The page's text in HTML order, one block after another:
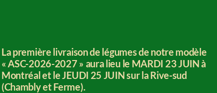
La première livraison de légumes de notre modèle
« ASC-2026-2027 » aura lieu le MARDI 23 JUIN à
Montréal et le JEUDI 25 JUIN sur la Rive-sud
(Chambly et Ferme).